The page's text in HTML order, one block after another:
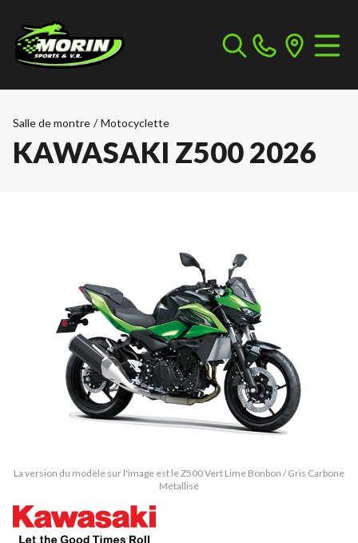
Salle de montre / Motocyclette
KAWASAKI Z500 2026
La version du modèle sur l'image est le Z500 Vert Lime Bonbon / Gris Carbone
Métallisé